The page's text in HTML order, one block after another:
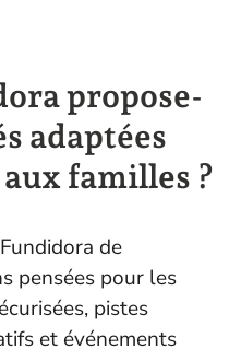
propose-
adaptées
familles ?
de
pensées pour les
pistes
et événements